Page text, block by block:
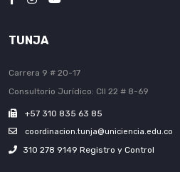
TUNJA
Carrera 9 # 20-17
Consultorio Jurídico: Cll 22 # 8-69
+57 310 835 63 85
coordinacion.tunja@uniciencia.edu.co
310 278 9149 Registro y Control